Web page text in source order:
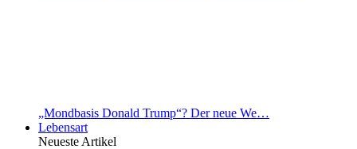
„Mondbasis Donald Trump“? Der neue We…
Lebensart
Neueste Artikel